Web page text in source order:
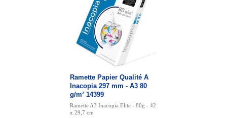
Ramette Papier Qualité A
Inacopia 297 mm - A3 80
g/m² 14399
Ramette A3 Inacopia Elite - 80g - 42
x 29,7 cm